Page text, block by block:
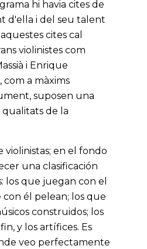
hi havia cites de
d'ella i del seu talent
cites cal
violinistes com
i Enrique
a màxims
suposen una
qualitats de la
violinistas; en el fondo
una clasificación
los que juegan con el
él pelean; los que
construidos; los
y los artífices. Es
veo perfectamente